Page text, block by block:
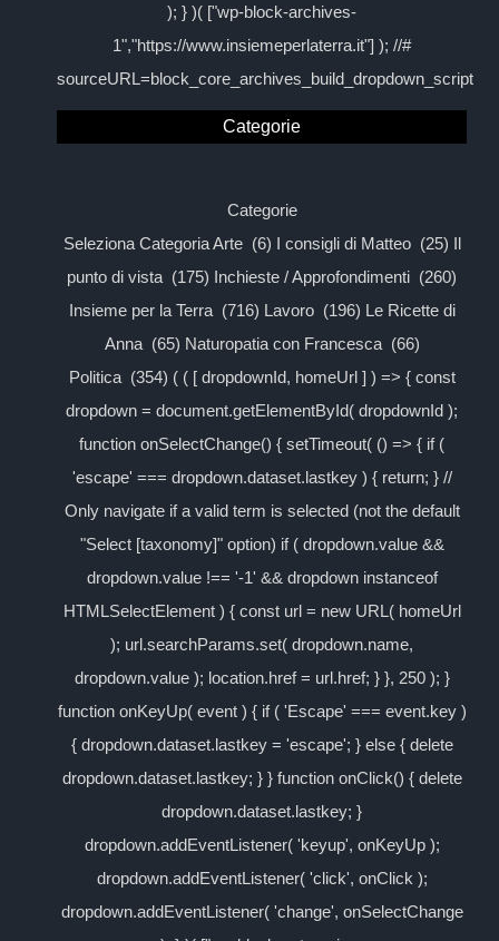
); } )( ["wp-block-archives-
1","https://www.insiemeperlaterra.it"] ); //#
sourceURL=block_core_archives_build_dropdown_script
Categorie
Categorie
Seleziona Categoria Arte (6) I consigli di Matteo (25) Il
punto di vista (175) Inchieste / Approfondimenti (260)
Insieme per la Terra (716) Lavoro (196) Le Ricette di
Anna (65) Naturopatia con Francesca (66)
Politica (354) ( ( [ dropdownId, homeUrl ] ) => { const
dropdown = document.getElementById( dropdownId );
function onSelectChange() { setTimeout( () => { if (
'escape' === dropdown.dataset.lastkey ) { return; } //
Only navigate if a valid term is selected (not the default
"Select [taxonomy]" option) if ( dropdown.value &&
dropdown.value !== '-1' && dropdown instanceof
HTMLSelectElement ) { const url = new URL( homeUrl
); url.searchParams.set( dropdown.name,
dropdown.value ); location.href = url.href; } }, 250 ); }
function onKeyUp( event ) { if ( 'Escape' === event.key )
{ dropdown.dataset.lastkey = 'escape'; } else { delete
dropdown.dataset.lastkey; } } function onClick() { delete
dropdown.dataset.lastkey; }
dropdown.addEventListener( 'keyup', onKeyUp );
dropdown.addEventListener( 'click', onClick );
dropdown.addEventListener( 'change', onSelectChange